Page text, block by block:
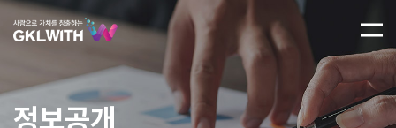
정보공개